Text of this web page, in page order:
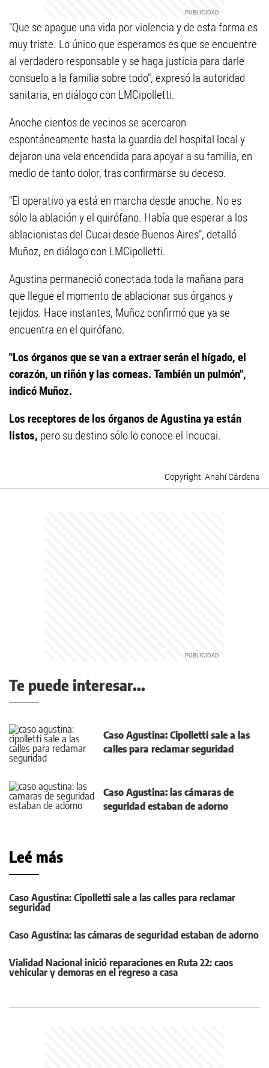
"Que se apague una vida por violencia y de esta forma es
muy triste. Lo único que esperamos es que se encuentre
al verdadero responsable y se haga justicia para darle
consuelo a la familia sobre todo", expresó la autoridad
sanitaria, en diálogo con LMCipolletti.
Anoche cientos de vecinos se acercaron
espontáneamente hasta la guardia del hospital local y
dejaron una vela encendida para apoyar a su familia, en
medio de tanto dolor, tras confirmarse su deceso.
"El operativo ya está en marcha desde anoche. No es
sólo la ablación y el quirófano. Había que esperar a los
ablacionistas del Cucai desde Buenos Aires", detalló
Muñoz, en diálogo con LMCipolletti.
Agustina permaneció conectada toda la mañana para
que llegue el momento de ablacionar sus órganos y
tejidos. Hace instantes, Muñoz confirmó que ya se
encuentra en el quirófano.
"Los órganos que se van a extraer serán el hígado, el
corazón, un riñón y las corneas. También un pulmón",
indicó Muñoz.
Los receptores de los órganos de Agustina ya están
listos, pero su destino sólo lo conoce el Incucai.
Anahí Cárdena
Te puede interesar...
Caso Agustina: Cipolletti sale a las
calles para reclamar seguridad
Caso Agustina: las cámaras de
seguridad estaban de adorno
Leé más
Caso Agustina: Cipolletti sale a las calles para reclamar
seguridad
Caso Agustina: las cámaras de seguridad estaban de adorno
Vialidad Nacional inició reparaciones en Ruta 22: caos
vehicular y demoras en el regreso a casa